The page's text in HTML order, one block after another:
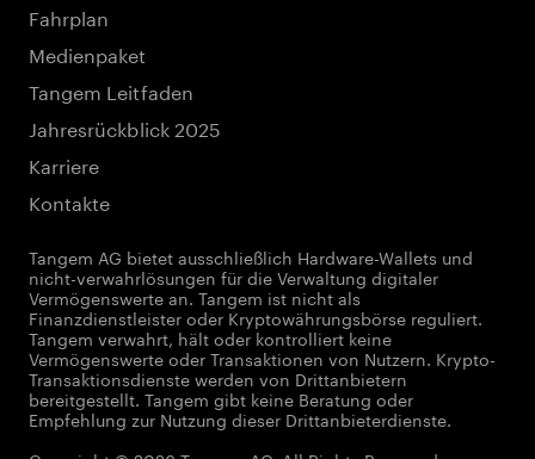
Fahrplan
Medienpaket
Tangem Leitfaden
Jahresrückblick 2025
Karriere
Kontakte
Tangem AG bietet ausschließlich Hardware-Wallets und
nicht-verwahrlösungen für die Verwaltung digitaler
Vermögenswerte an. Tangem ist nicht als
Finanzdienstleister oder Kryptowährungsbörse reguliert.
Tangem verwahrt, hält oder kontrolliert keine
Vermögenswerte oder Transaktionen von Nutzern. Krypto-
Transaktionsdienste werden von Drittanbietern
bereitgestellt. Tangem gibt keine Beratung oder
Empfehlung zur Nutzung dieser Drittanbieterdienste.